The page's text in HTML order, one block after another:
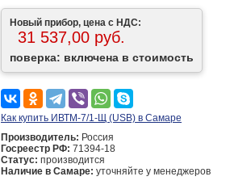
Новый прибор, цена с НДС:
31 537,00 руб.
поверка: включена в стоимость
Как купить ИВТМ-7/1-Щ (USB) в Самаре
Производитель: Россия
Госреестр РФ: 71394-18
Статус: производится
Наличие в Самаре: уточняйте у менеджеров